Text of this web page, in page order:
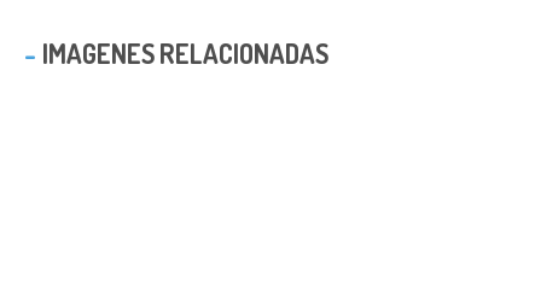
IMAGENES RELACIONADAS